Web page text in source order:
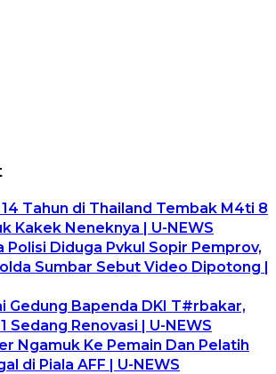
Tahun di Thailand Tembak M4ti 8
Kakek Neneknya | U-NEWS
Polisi Diduga Pvkul Sopir Pemprov,
Sumbar Sebut Video Dipotong |
Gedung Bapenda DKI T#rbakar,
Sedang Renovasi | U-NEWS
Ngamuk Ke Pemain Dan Pelatih
di Piala AFF | U-NEWS